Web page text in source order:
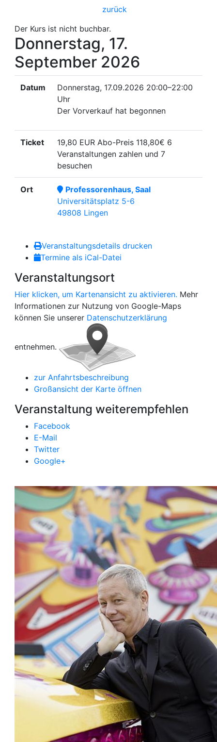
zurück
Der Kurs ist nicht buchbar.
Donnerstag, 17.
September 2026
Datum Donnerstag, 17.09.2026 20:00–22:00
Uhr
Der Vorverkauf hat begonnen
Ticket 19,80 EUR Abo-Preis 118,80€ 6
Veranstaltungen zahlen und 7
besuchen
Ort
Professorenhaus, Saal
Universitätsplatz 5-6
49808 Lingen
Veranstaltungsdetails drucken
Termine als iCal-Datei
Veranstaltungsort
Hier klicken, um Kartenansicht zu aktivieren. Mehr
Informationen zur Nutzung von Google-Maps
können Sie unserer Datenschutzerklärung
entnehmen.
zur Anfahrtsbeschreibung
Großansicht der Karte öffnen
Veranstaltung weiterempfehlen
Facebook
E-Mail
Twitter
Google+